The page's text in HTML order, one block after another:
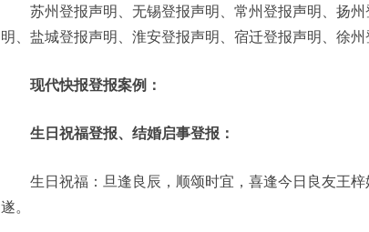
苏州登报声明、无锡登报声明、常州登报声明、扬
明、盐城登报声明、淮安登报声明、宿迁登报声明、徐州
现代快报登报案例：
生日祝福登报、结婚启事登报：
生日祝福：旦逢良辰，顺颂时宜，喜逢今日良友王
遂。